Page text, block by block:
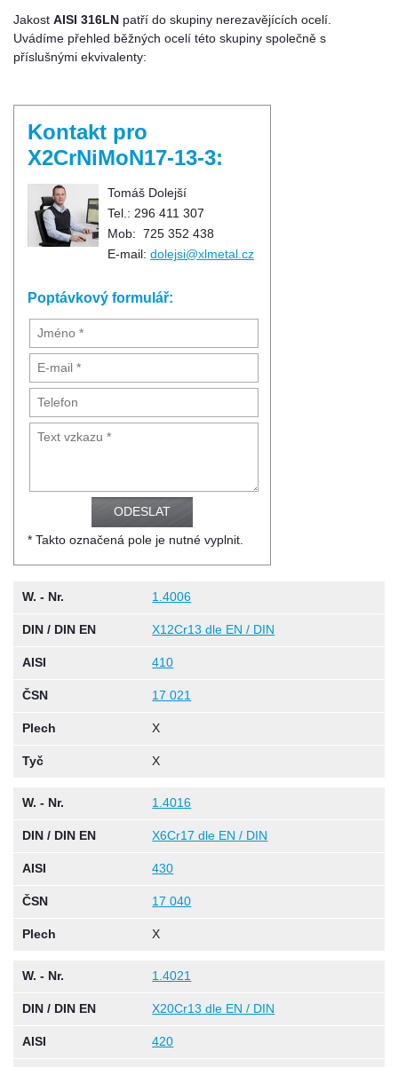
Jakost AISI 316LN patří do skupiny nerezavějících ocelí.
Uvádíme přehled běžných ocelí této skupiny společně s
příslušnými ekvivalenty:
Kontakt pro
X2CrNiMoN17-13-3:
Tomáš Dolejší
Tel.: 296 411 307
Mob: 725 352 438
E-mail: dolejsi@xlmetal.cz
Poptávkový formulář:
* Takto označená pole je nutné vyplnit.
W. - Nr. 1.4006
DIN / DIN EN X12Cr13 dle EN / DIN
AISI 410
ČSN 17 021
Plech X
Tyč X
W. - Nr. 1.4016
DIN / DIN EN X6Cr17 dle EN / DIN
AISI 430
ČSN 17 040
Plech X
W. - Nr. 1.4021
DIN / DIN EN X20Cr13 dle EN / DIN
AISI 420